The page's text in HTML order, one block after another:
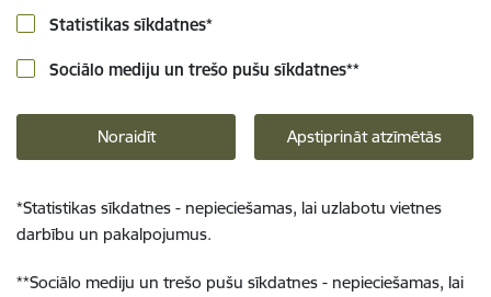
Statistikas sīkdatnes*
Sociālo mediju un trešo pušu sīkdatnes**
Noraidīt Apstiprināt atzīmētās
*Statistikas sīkdatnes - nepieciešamas, lai uzlabotu vietnes
darbību un pakalpojumus.
**Sociālo mediju un trešo pušu sīkdatnes - nepieciešamas, lai